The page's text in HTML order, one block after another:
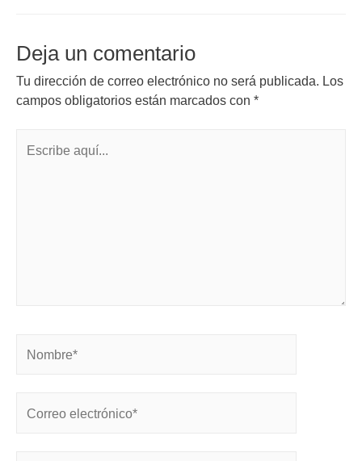
Deja un comentario
Tu dirección de correo electrónico no será publicada. Los
campos obligatorios están marcados con *